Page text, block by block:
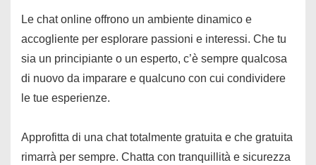
Le chat online offrono un ambiente dinamico e
accogliente per esplorare passioni e interessi. Che tu
sia un principiante o un esperto, c’è sempre qualcosa
di nuovo da imparare e qualcuno con cui condividere
le tue esperienze.
Approfitta di una chat totalmente gratuita e che gratuita
rimarrà per sempre. Chatta con tranquillità e sicurezza